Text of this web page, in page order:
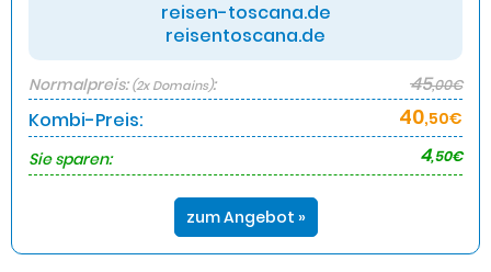
reisen-toscana.de
reisentoscana.de
Normalpreis:(2x Domains): 45,00€
Kombi-Preis: 40,50€
Sie sparen:
4,50€
zum Angebot »